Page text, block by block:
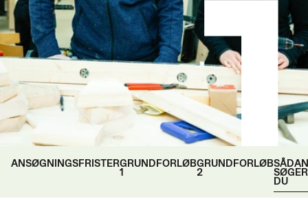
ANSØGNINGSFRISTERGRUNDFORLØB
1
GRUNDFORLØB
2
SÅDAN
SØGER
DU